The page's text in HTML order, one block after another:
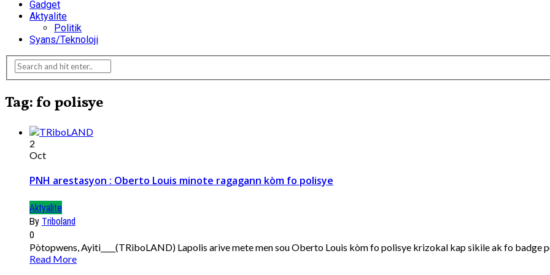
Gadget
Aktyalite
Politik
Syans/Teknoloji
Tag: fo polisye
2
Oct
PNH arestasyon : Oberto Louis minote ragagann kòm fo polisye
Aktyalite
By Triboland
0
Pòtopwens, Ayiti____(TRiboLAND) Lapolis arive mete men sou Oberto Louis kòm fo polisye krizokal kap sikile ak fo badge
Read More